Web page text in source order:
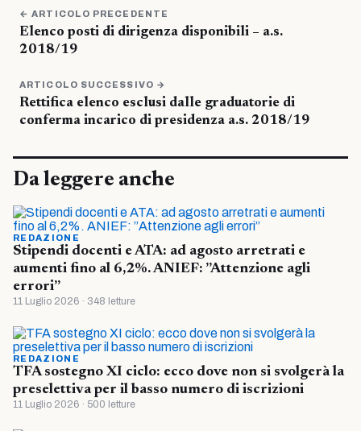
← ARTICOLO PRECEDENTE
Elenco posti di dirigenza disponibili – a.s.
2018/19
ARTICOLO SUCCESSIVO →
Rettifica elenco esclusi dalle graduatorie di
conferma incarico di presidenza a.s. 2018/19
Da leggere anche
REDAZIONE
Stipendi docenti e ATA: ad agosto arretrati e
aumenti fino al 6,2%. ANIEF: ”Attenzione agli
errori”
11 Luglio 2026 · 348 letture
REDAZIONE
TFA sostegno XI ciclo: ecco dove non si svolgerà la
preselettiva per il basso numero di iscrizioni
11 Luglio 2026 · 500 letture